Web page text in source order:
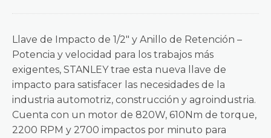
Llave de Impacto de 1/2″ y Anillo de Retención –
Potencia y velocidad para los trabajos más
exigentes, STANLEY trae esta nueva llave de
impacto para satisfacer las necesidades de la
industria automotriz, construcción y agroindustria.
Cuenta con un motor de 820W, 610Nm de torque,
2200 RPM y 2700 impactos por minuto para